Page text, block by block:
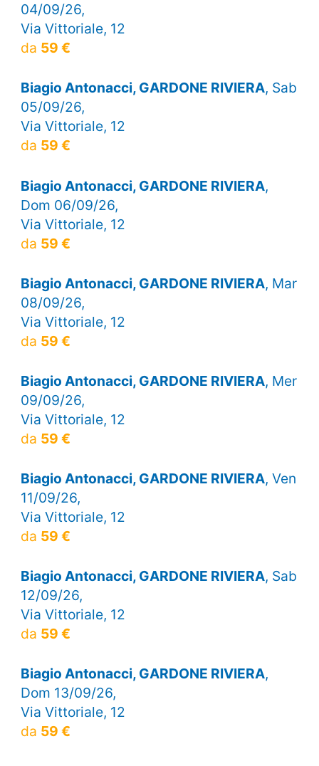
04/09/26,
Via Vittoriale, 12
da 59 €
Biagio Antonacci, GARDONE RIVIERA, Sab
05/09/26,
Via Vittoriale, 12
da 59 €
Biagio Antonacci, GARDONE RIVIERA,
Dom 06/09/26,
Via Vittoriale, 12
da 59 €
Biagio Antonacci, GARDONE RIVIERA, Mar
08/09/26,
Via Vittoriale, 12
da 59 €
Biagio Antonacci, GARDONE RIVIERA, Mer
09/09/26,
Via Vittoriale, 12
da 59 €
Biagio Antonacci, GARDONE RIVIERA, Ven
11/09/26,
Via Vittoriale, 12
da 59 €
Biagio Antonacci, GARDONE RIVIERA, Sab
12/09/26,
Via Vittoriale, 12
da 59 €
Biagio Antonacci, GARDONE RIVIERA,
Dom 13/09/26,
Via Vittoriale, 12
da 59 €